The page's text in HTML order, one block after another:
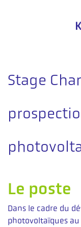
Stage
Le poste
Dans le cadre du
photovoltaïques